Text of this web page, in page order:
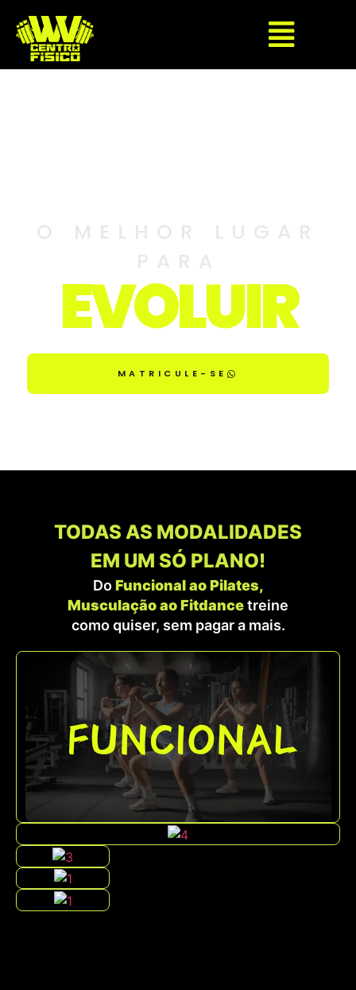
O MELHOR LUGAR
PARA
EVOLUIR
MATRICULE-SE
TODAS AS MODALIDADES
EM UM SÓ PLANO!
DoFuncional ao Pilates,
Musculação ao Fitdancetreine
como quiser, sem pagar a mais.